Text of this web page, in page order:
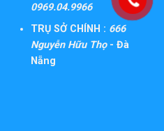
0969.04.9966
TRỤ SỞ CHÍNH : 666
Nguyễn Hữu Thọ- Đà
Nẵng